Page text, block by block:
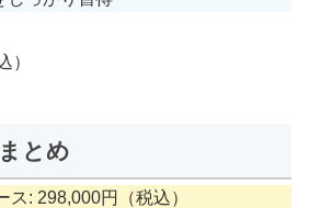
）
とめ
ス: 298,000円（税込）